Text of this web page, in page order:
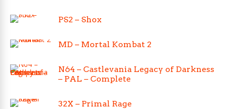
PS2 – Shox
MD – Mortal Kombat 2
N64 – Castlevania Legacy of Darkness
– PAL – Complete
32X – Primal Rage